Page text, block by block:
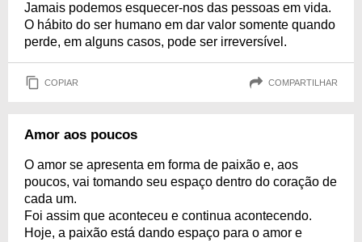
Jamais podemos esquecer-nos das pessoas em vida.
O hábito do ser humano em dar valor somente quando
perde, em alguns casos, pode ser irreversível.
COPIAR COMPARTILHAR
Amor aos poucos
O amor se apresenta em forma de paixão e, aos
poucos, vai tomando seu espaço dentro do coração de
cada um.
Foi assim que aconteceu e continua acontecendo.
Hoje, a paixão está dando espaço para o amor e